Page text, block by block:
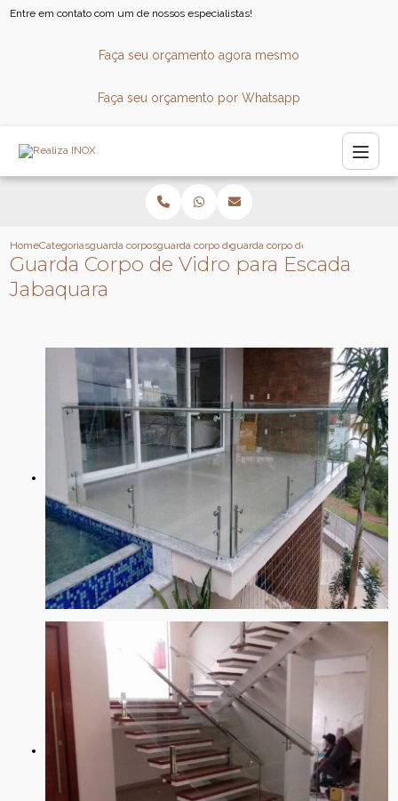
Entre em contato com um de nossos especialistas!
Faça seu orçamento agora mesmo
Faça seu orçamento por Whatsapp
HomeCategoriasguarda corposguarda corpo de vidro para escada
guarda corpo de vidro para escada
Guarda Corpo de Vidro para Escada
Jabaquara